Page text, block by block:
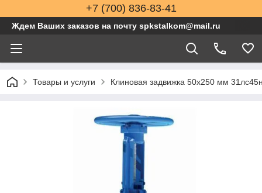
+7 (700) 836-83-41
Ждем Ваших заказов на почту spkstalkom@mail.ru
Товары и услуги Клиновая задвижка 50x250 мм